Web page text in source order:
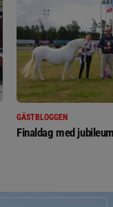
GÄSTBLOGGEN
Finaldag med